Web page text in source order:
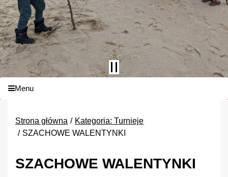
Menu
Strona główna
Kategoria: Turnieje
SZACHOWE WALENTYNKI
SZACHOWE WALENTYNKI